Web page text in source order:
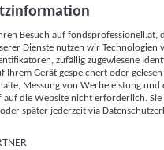
von Werbeleistung
Zielgruppenforschung.
Kennungen (z. B. login-
Kennungen,
zusammen mit anderen
Technologien usw.) auf
ausgelesen werden, um es
eine App oder einer Webseite
der hier aufgeführten
Besuch auf
Dienste nutzen wir Technologien
zufällig zugewiesene
Ihrem Gerät gespeichert oder
Messung von Werbeleistung
die Website nicht erforderlich.
später jederzeit via